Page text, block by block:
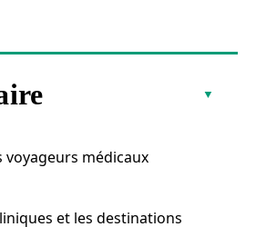
voyageurs médicaux
et les destinations